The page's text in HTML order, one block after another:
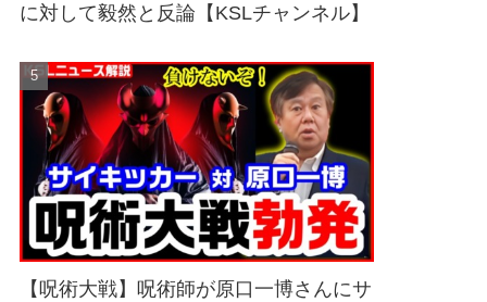
に対して毅然と反論【KSLチャンネル】
【呪術大戦】呪術師が原口一博さんにサ